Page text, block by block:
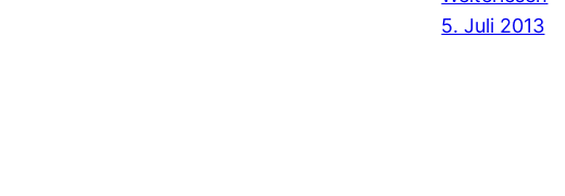
5. Juli 2013